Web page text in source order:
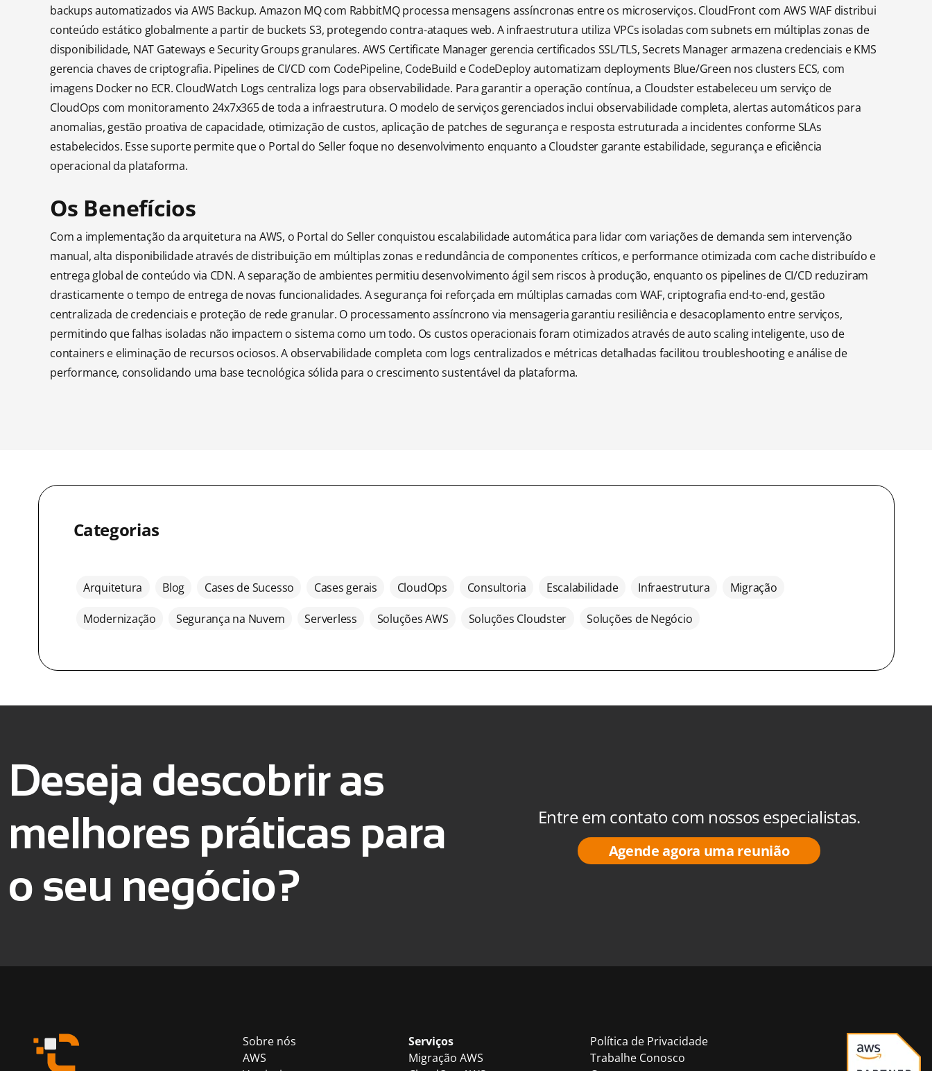
backups automatizados via AWS Backup. Amazon MQ com RabbitMQ processa mensagens assíncronas entre os microserviços. CloudFront com AWS WAF distribui
conteúdo estático globalmente a partir de buckets S3, protegendo contra-ataques web. A infraestrutura utiliza VPCs isoladas com subnets em múltiplas zonas de
disponibilidade, NAT Gateways e Security Groups granulares. AWS Certificate Manager gerencia certificados SSL/TLS, Secrets Manager armazena credenciais e KMS
gerencia chaves de criptografia. Pipelines de CI/CD com CodePipeline, CodeBuild e CodeDeploy automatizam deployments Blue/Green nos clusters ECS, com
imagens Docker no ECR. CloudWatch Logs centraliza logs para observabilidade. Para garantir a operação contínua, a Cloudster estabeleceu um serviço de
CloudOps com monitoramento 24x7x365 de toda a infraestrutura. O modelo de serviços gerenciados inclui observabilidade completa, alertas automáticos para
anomalias, gestão proativa de capacidade, otimização de custos, aplicação de patches de segurança e resposta estruturada a incidentes conforme SLAs
estabelecidos. Esse suporte permite que o Portal do Seller foque no desenvolvimento enquanto a Cloudster garante estabilidade, segurança e eficiência
operacional da plataforma.
Os Benefícios
Com a implementação da arquitetura na AWS, o Portal do Seller conquistou escalabilidade automática para lidar com variações de demanda sem intervenção
manual, alta disponibilidade através de distribuição em múltiplas zonas e redundância de componentes críticos, e performance otimizada com cache distribuído e
entrega global de conteúdo via CDN. A separação de ambientes permitiu desenvolvimento ágil sem riscos à produção, enquanto os pipelines de CI/CD reduziram
drasticamente o tempo de entrega de novas funcionalidades. A segurança foi reforçada em múltiplas camadas com WAF, criptografia end-to-end, gestão
centralizada de credenciais e proteção de rede granular. O processamento assíncrono via mensageria garantiu resiliência e desacoplamento entre serviços,
permitindo que falhas isoladas não impactem o sistema como um todo. Os custos operacionais foram otimizados através de auto scaling inteligente, uso de
containers e eliminação de recursos ociosos. A observabilidade completa com logs centralizados e métricas detalhadas facilitou troubleshooting e análise de
performance, consolidando uma base tecnológica sólida para o crescimento sustentável da plataforma.
Categorias
Arquitetura Blog Cases de Sucesso Cases gerais CloudOps Consultoria Escalabilidade Infraestrutura Migração
Modernização Segurança na Nuvem Serverless Soluções AWS Soluções Cloudster Soluções de Negócio
Deseja descobrir as
melhores práticas para
o seu negócio?
Entre em contato com nossos especialistas.
Agende agora uma reunião
Sobre nós
AWS
Serviços
Migração AWS
Política de Privacidade
Trabalhe Conosco